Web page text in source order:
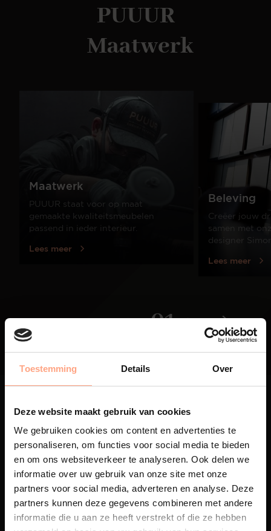
Toestemming Details Over
Deze website maakt gebruik van cookies
We gebruiken cookies om content en advertenties te
personaliseren, om functies voor social media te bieden
en om ons websiteverkeer te analyseren. Ook delen we
informatie over uw gebruik van onze site met onze
partners voor social media, adverteren en analyse. Deze
partners kunnen deze gegevens combineren met andere
informatie die u aan ze heeft verstrekt of die ze hebben
PUUUR
Maatwerk
01 /03
Maatwerk
PUUUR staat voor op maat
gemaakte kwaliteitsmeubelen
passend in ieder interieur.
Lees meer
Beleving
Creëer jouw
samen met
designer
Lees meer
Maatwerk
Een exclusieve handgemaakte
beleving, waar Nederlands
vakmanschap en design
samenkomen.